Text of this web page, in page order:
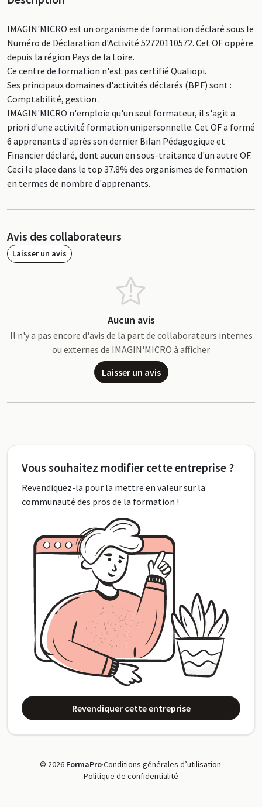
IMAGIN'MICRO est un organisme de formation déclaré sous le
Numéro de Déclaration d'Activité 52720110572. Cet OF oppère
depuis la région Pays de la Loire.
Ce centre de formation n'est pas certifié Qualiopi.
Ses principaux domaines d'activités déclarés (BPF) sont :
Comptabilité, gestion .
IMAGIN'MICRO n'emploie qu'un seul formateur, il s'agit a
priori d'une activité formation unipersonnelle. Cet OF a formé
6 apprenants d'après son dernier Bilan Pédagogique et
Financier déclaré, dont aucun en sous-traitance d'un autre OF.
Ceci le place dans le top 37.8% des organismes de formation
en termes de nombre d'apprenants.
Avis des collaborateurs
Laisser un avis
Aucun avis
Il n'y a pas encore d'avis de la part de collaborateurs internes
ou externes de IMAGIN'MICRO à afficher
Laisser un avis
Vous souhaitez modifier cette entreprise ?
Revendiquez-la pour la mettre en valeur sur la
communauté des pros de la formation !
Revendiquer cette entreprise
© 2026 FormaPro·Conditions générales d’utilisation·
Politique de confidentialité